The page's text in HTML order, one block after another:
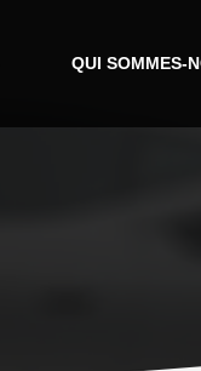
QUI SOMMES-